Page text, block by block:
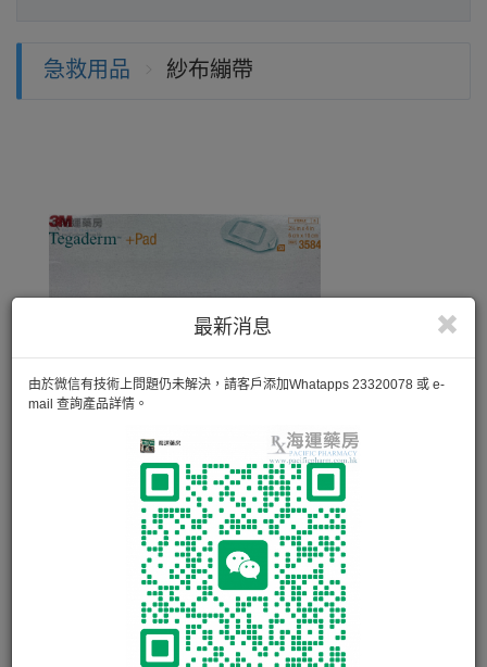
最新消息
由於微信有技術上問題仍未解決，請客戶添加Whatapps 23320078 或 e-
mail 查詢產品詳情。
急救用品 紗布繃帶
3M Tegaderm + Pad 6cm x